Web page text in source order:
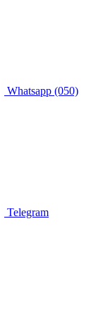
Whatsapp (050)
Telegram